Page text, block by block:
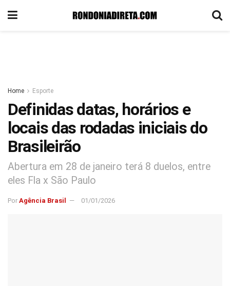
Home Esporte
Definidas datas, horários e
locais das rodadas iniciais do
Brasileirão
Abertura em 28 de janeiro terá 8 duelos, entre
eles Fla x São Paulo
Por Agência Brasil 01/01/2026